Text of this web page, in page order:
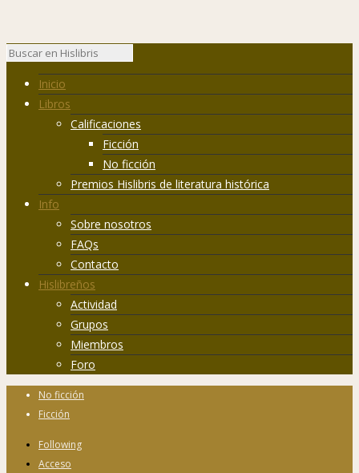
Inicio
Libros
Calificaciones
Ficción
No ficción
Premios Hislibris de literatura histórica
Info
Sobre nosotros
FAQs
Contacto
Hislibreños
Actividad
Grupos
Miembros
Foro
No ficción
Ficción
Following
Acceso